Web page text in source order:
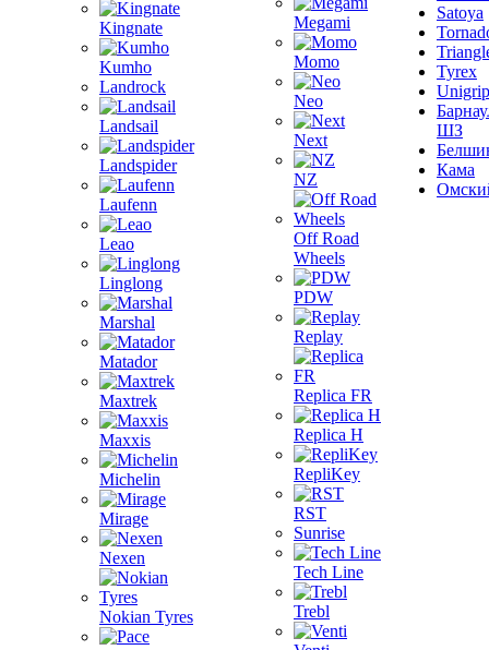
Kingnate
Kumho
Landrock
Landsail
Landspider
Laufenn
Leao
Linglong
Marshal
Matador
Maxtrek
Maxxis
Michelin
Mirage
Nexen
Nokian Tyres
Megami
Momo
Neo
Next
NZ
Off Road
Wheels
PDW
Replay
Replica FR
Replica H
RepliKey
RST
Sunrise
Tech Line
Trebl
Satoya
Tyrex
Unigrip
ШЗ
Кама